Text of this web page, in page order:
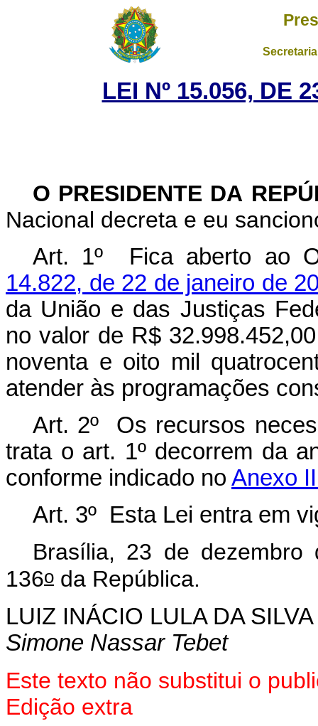
LEI Nº 15.056, DE
O PRESIDENTE DA
Nacional decreta e eu
Art. 1º Fica aberto ao
14.822, de 22 de janeiro de
da União e das Justiças
no valor de R$
noventa e oito mil
atender às programações
Art. 2º Os recursos
trata o art. 1º decorrem da
conforme indicado no Anexo
Art. 3º Esta Lei entra em
Brasília, 23 de dezembro
136o da República.
LUIZ INÁCIO LULA DA SILVA
Simone Nassar Tebet
Este texto não substitui o
Edição extra